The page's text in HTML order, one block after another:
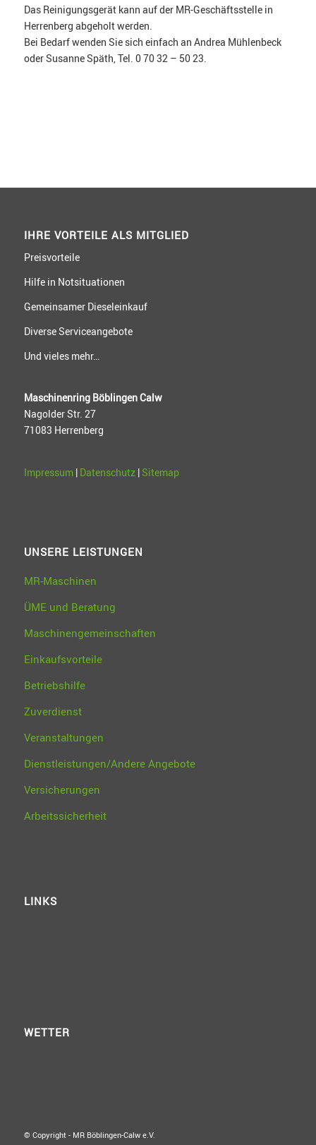
Das Reinigungsgerät kann auf der MR-Geschäftsstelle in
Herrenberg abgeholt werden.
Bei Bedarf wenden Sie sich einfach an Andrea Mühlenbeck
oder Susanne Späth, Tel. 0 70 32 – 50 23.
IHRE VORTEILE ALS MITGLIED
Preisvorteile
Hilfe in Notsituationen
Gemeinsamer Dieseleinkauf
Diverse Serviceangebote
Und vieles mehr…
Maschinenring Böblingen Calw
Nagolder Str. 27
71083 Herrenberg
Impressum| Datenschutz| Sitemap
UNSERE LEISTUNGEN
MR-Maschinen
ÜME und Beratung
Maschinengemeinschaften
Einkaufsvorteile
Betriebshilfe
Zuverdienst
Veranstaltungen
Dienstleistungen/Andere Angebote
Versicherungen
Arbeitssicherheit
LINKS
WETTER
© Copyright - MR Böblingen-Calw e.V.